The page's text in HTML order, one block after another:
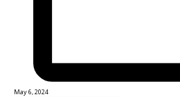
May 6, 2024